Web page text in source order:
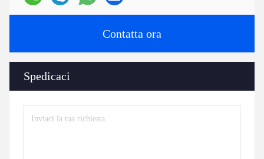
Contatta ora
Spedicaci